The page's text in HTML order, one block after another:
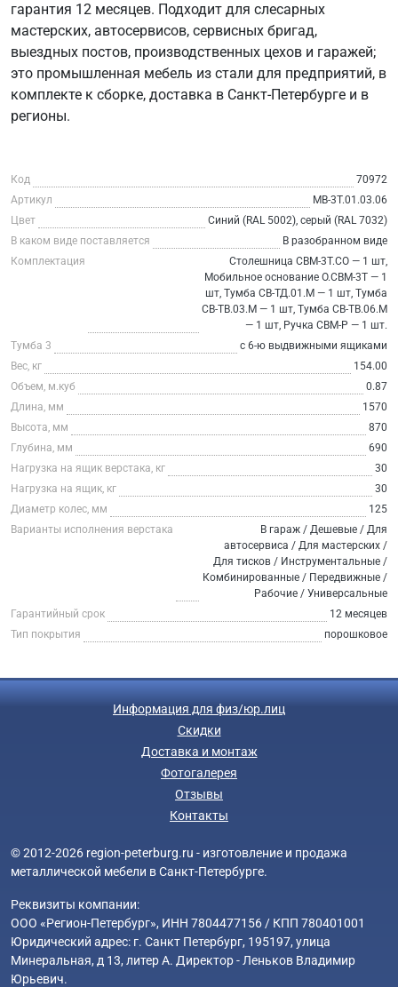
гарантия 12 месяцев. Подходит для слесарных
мастерских, автосервисов, сервисных бригад,
выездных постов, производственных цехов и гаражей;
это промышленная мебель из стали для предприятий, в
комплекте к сборке, доставка в Санкт-Петербурге и в
регионы.
Код
70972
Артикул
МВ-3Т.01.03.06
Цвет
Синий (RAL 5002), серый (RAL 7032)
В каком виде поставляется
В разобранном виде
Комплектация
Столешница СВМ-3Т.СО — 1 шт,
Мобильное основание О.СВМ-3Т — 1
шт, Тумба СВ-ТД.01.М — 1 шт, Тумба
СВ-ТВ.03.М — 1 шт, Тумба СВ-ТВ.06.М
— 1 шт, Ручка СВМ-Р — 1 шт.
Тумба 3
с 6-ю выдвижными ящиками
Вес, кг
154.00
Объем, м.куб
0.87
Длина, мм
1570
Высота, мм
870
Глубина, мм
690
Нагрузка на ящик верстака, кг
30
Нагрузка на ящик, кг
30
Диаметр колес, мм
125
Варианты исполнения верстака
В гараж / Дешевые / Для
автосервиса / Для мастерских /
Для тисков / Инструментальные /
Комбинированные / Передвижные /
Рабочие / Универсальные
Гарантийный срок
12 месяцев
Тип покрытия
порошковое
Информация для физ/юр.лиц
Скидки
Доставка и монтаж
Фотогалерея
Отзывы
Контакты
© 2012-2026 region-peterburg.ru - изготовление и продажа
металлической мебели в Санкт-Петербурге.
Реквизиты компании:
ООО «Регион-Петербург», ИНН 7804477156 / КПП 780401001
Юридический адрес: г. Санкт Петербург, 195197, улица
Минеральная, д 13, литер А. Директор - Леньков Владимир
Юрьевич.